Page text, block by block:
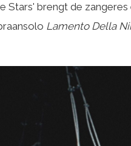
Stars' brengt de
Lamento Della